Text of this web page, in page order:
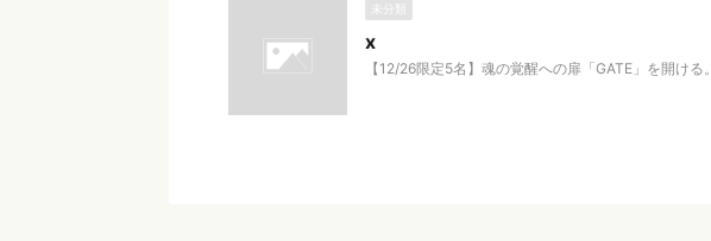
未分類
x
【12/26限定5名】魂の覚醒への扉「GATE」を開ける。